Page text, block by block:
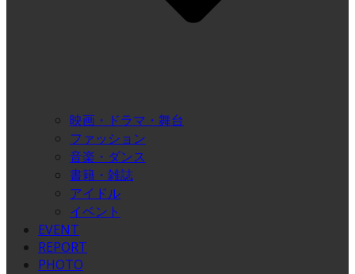
映画・ドラマ・舞台
ファッション
音楽・ダンス
書籍・雑誌
アイドル
イベント
EVENT
REPORT
PHOTO